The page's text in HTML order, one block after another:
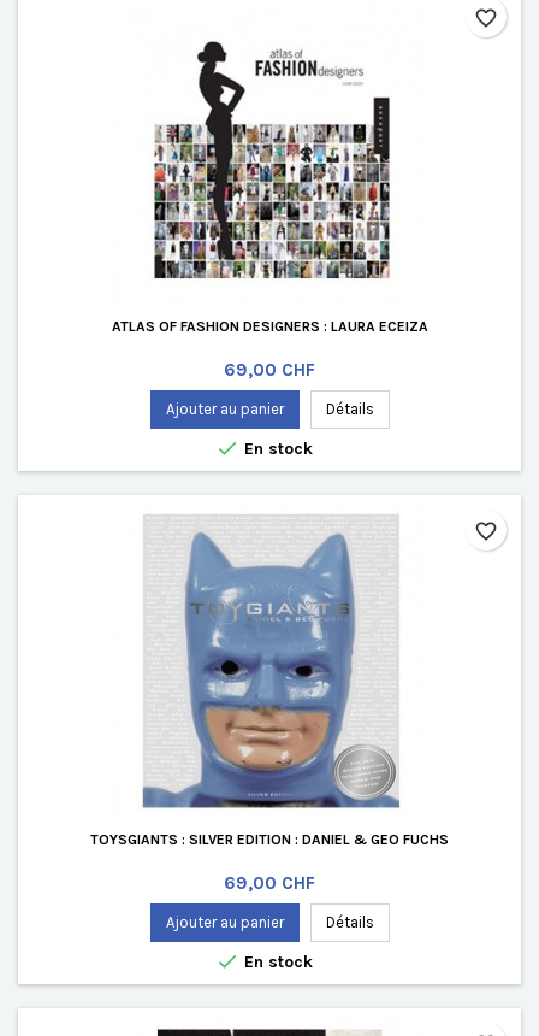
ATLAS OF FASHION DESIGNERS : LAURA ECEIZA
Prix
69,00 CHF
Ajouter au panier Détails
 En stock
favorite_border
TOYSGIANTS : SILVER EDITION : DANIEL & GEO FUCHS
Prix
69,00 CHF
Ajouter au panier Détails
 En stock
favorite_border